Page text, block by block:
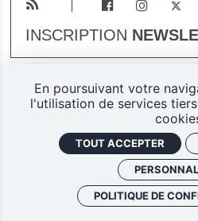
INSCRIPTION
Plan du site
Mentions
Politique de confidentialité
Ferarock.org, une réalisation
En poursuivant votre
l'utilisation de services
TOUT ACCEPTER
POLITIQUE DE